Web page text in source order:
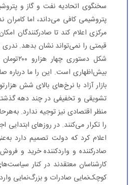
سخنگوی اتحادیه نفت و گاز و
پتروشیمی کافی می‌داند، اما
مرکزی اعلام کند تا صادرکنندگان
قیمتی را نمی‌تواند نشان بدهد.
شکل
بیش‌اظهاری است. این را ما درباره
بازار آزاد با نرخ‌های بالای شش
تشویقی و تخفیفی در چند دهه
منظر اقتصادی نیز توجیه ندارد.
را تکرار می‌کنند. در روزهای
اعلام کرد که دولت تصمیم دارد
صادرکننده و واردکننده خرید و
کارشناسان معتقدند در کنار
کوچک‌نمایی صادرات و بزرگ‌نمایی